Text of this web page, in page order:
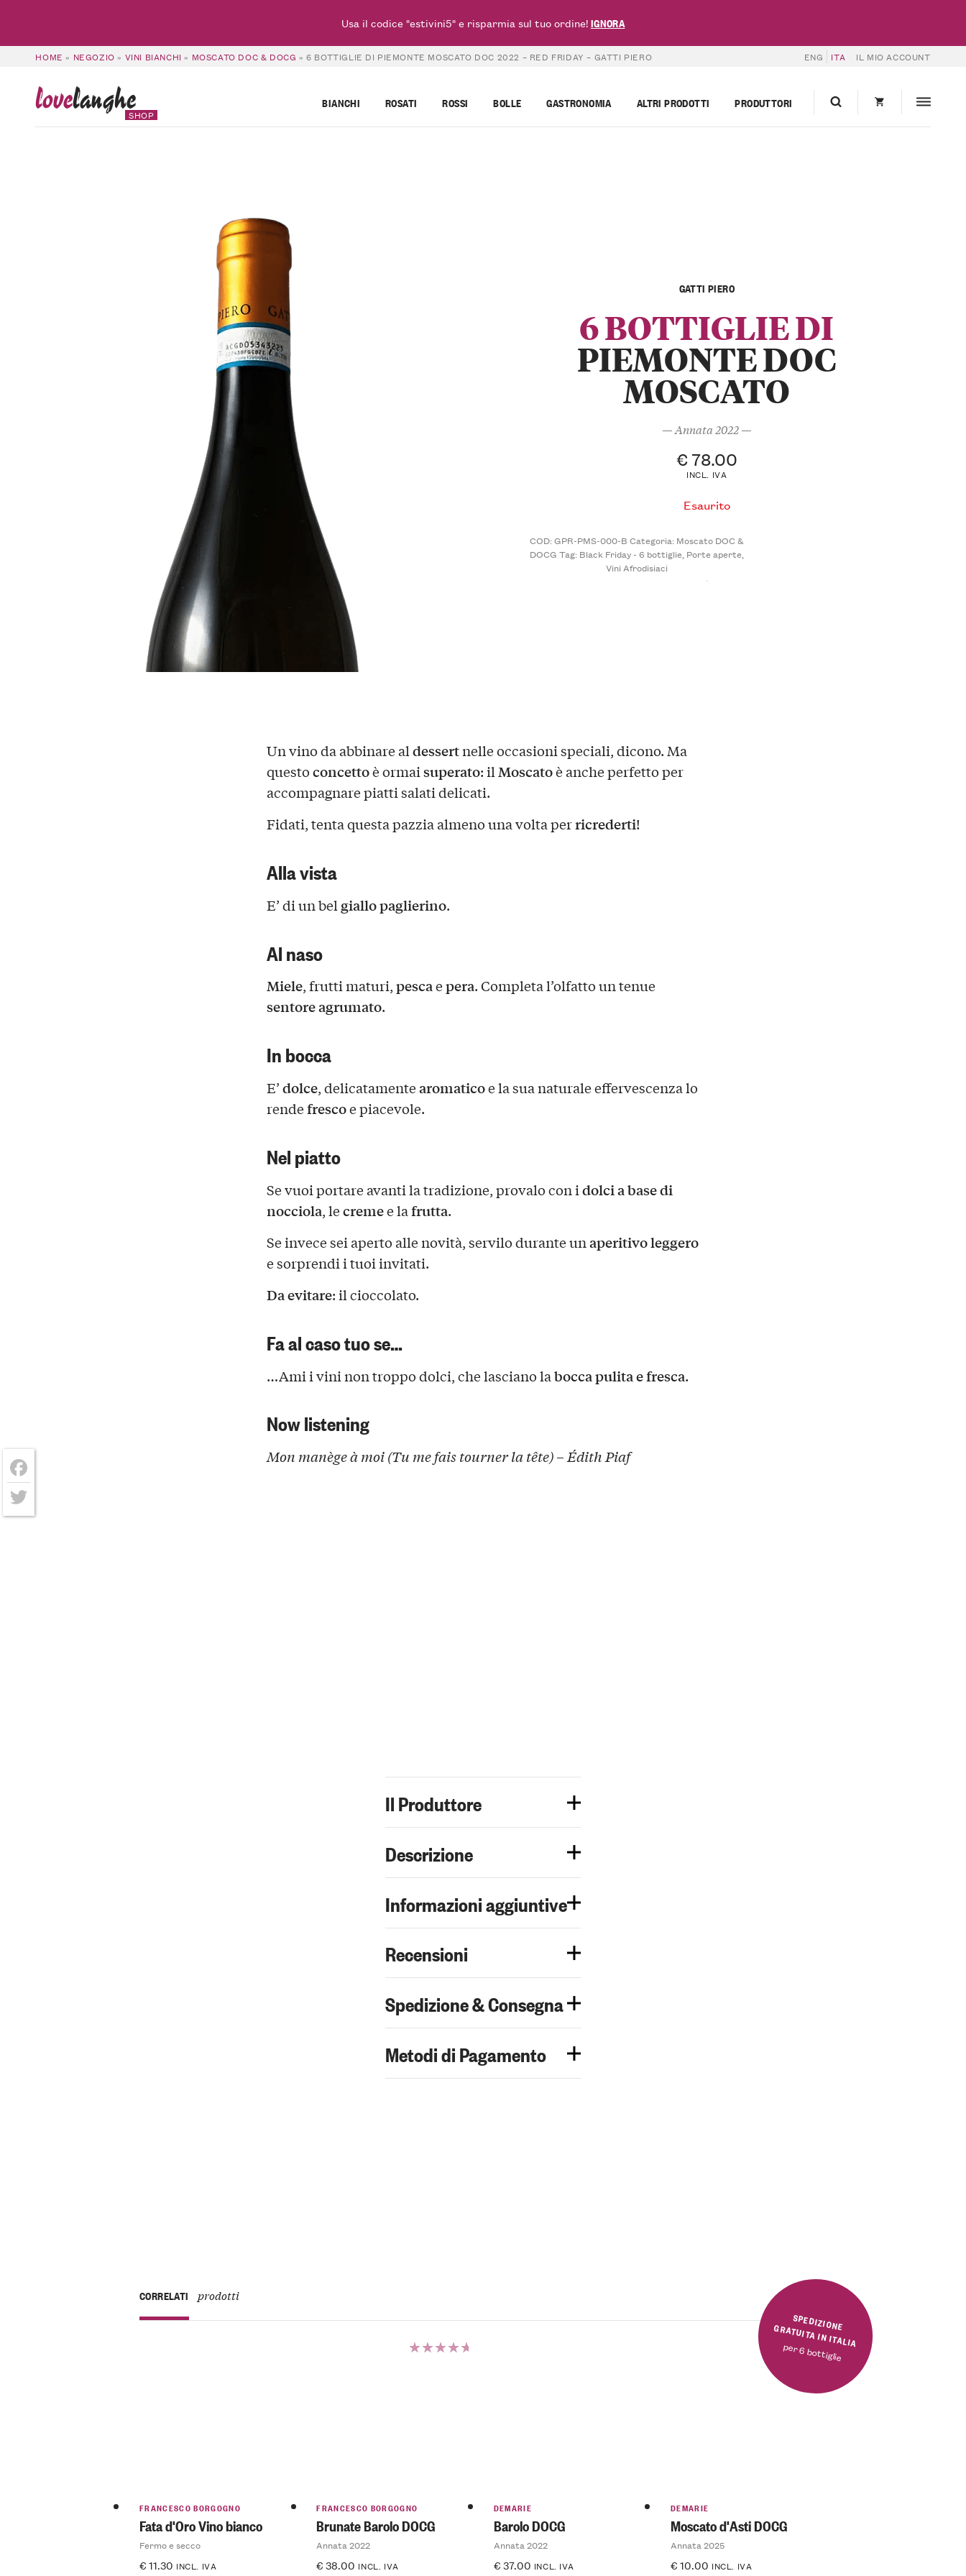
HOME » NEGOZIO » VINI BIANCHI » MOSCATO DOC & DOCG »6 BOTTIGLIE DI PIEMONTE MOSCATO DOC 2022 – RED FRIDAY – GATTI PIERO ENG ITA IL MIO ACCOUNT
lovelanghe
SHOP
BIANCHI ROSATI ROSSI BOLLE GASTRONOMIA ALTRI PRODOTTI PRODUTTORI
GATTI PIERO
6 BOTTIGLIE DI
PIEMONTE DOC
MOSCATO
— Annata 2022 —
€78.00
INCL. IVA
Esaurito
COD:GPR-PMS-000-B Categoria: Moscato DOC &
DOCG Tag: Black Friday - 6 bottiglie, Porte aperte,
Vini Afrodisiaci
Un vino da abbinare aldessertnelle occasioni speciali, dicono. Ma
questoconcettoè ormaisuperato: ilMoscatoè anche perfetto per
accompagnare piatti salati delicati.
Fidati, tenta questa pazzia almeno una volta perricrederti!
Alla vista
E’ di un bel giallo paglierino.
Al naso
Miele, frutti maturi,pescaepera. Completa l’olfatto un tenue
sentore agrumato.
In bocca
E’dolce, delicatamentearomaticoe la sua naturale effervescenza lo
rendefrescoe piacevole.
Nel piatto
Se vuoi portare avanti la tradizione, provalo con idolci a base di
nocciola, lecremee lafrutta.
Se invece sei aperto alle novità, servilo durante unaperitivo leggero
e sorprendi i tuoi invitati.
Da evitare: il cioccolato.
Fa al caso tuo se…
…Ami i vini non troppo dolci, che lasciano labocca pulita e fresca.
Now listening
Mon manège à moi (Tu me fais tourner la tête) – Édith Piaf
Il Produttore
Descrizione
Informazioni aggiuntive
Recensioni
Spedizione & Consegna
Metodi di Pagamento
SPEDIZIONE GRATUITA IN ITALIA
per 6 bottiglie
CORRELATI prodotti
FRANCESCO BORGOGNO
Fata d'Oro Vino bianco
Fermo e secco
€11.30 INCL. IVA
FRANCESCO BORGOGNO
Brunate Barolo DOCG
Annata 2022
€38.00 INCL. IVA
DEMARIE
Barolo DOCG
Annata 2022
€37.00 INCL. IVA
DEMARIE
Moscato d'Asti DOCG
Annata 2025
€10.00 INCL. IVA
Facebook
Twitter
Usa il codice "estivini5" e risparmia sul tuo ordine!IGNORA